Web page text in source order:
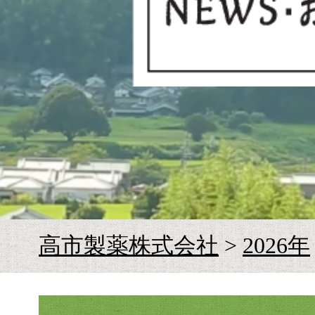
お
高市製薬株式会社>2026年